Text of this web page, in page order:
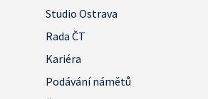
Studio Ostrava
Rada ČT
Kariéra
Podávání námětů